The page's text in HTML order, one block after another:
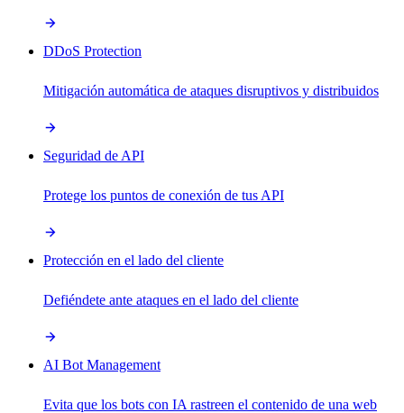
DDoS Protection
Mitigación automática de ataques disruptivos y distribuidos
Seguridad de API
Protege los puntos de conexión de tus API
Protección en el lado del cliente
Defiéndete ante ataques en el lado del cliente
AI Bot Management
Evita que los bots con IA rastreen el contenido de una web